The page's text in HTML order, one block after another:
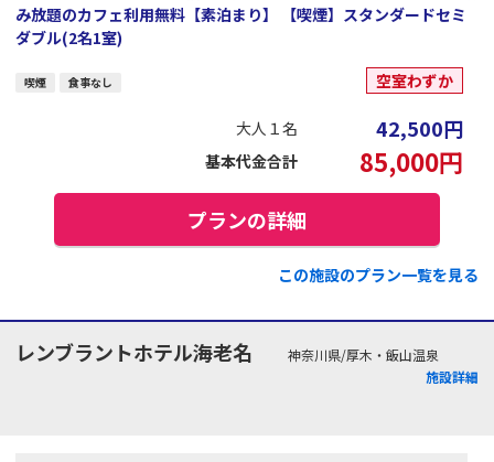
み放題のカフェ利用無料【素泊まり】 【喫煙】スタンダードセミ
ダブル(2名1室)
喫煙 食事なし 空室わずか
大人１名 42,500円
基本代金合計 85,000円
プランの詳細
この施設のプラン一覧を見る
レンブラントホテル海老名
神奈川県/厚木・飯山温泉
施設詳細